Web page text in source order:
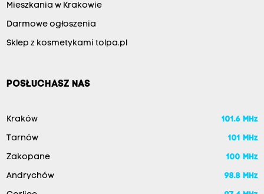
Mieszkania w Krakowie
Darmowe ogłoszenia
Sklep z kosmetykami tolpa.pl
POSŁUCHASZ NAS
Kraków 101.6 MHz
Tarnów 101 MHz
Zakopane 100 MHz
Andrychów 98.8 MHz